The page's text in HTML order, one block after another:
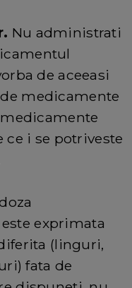
Nu administrati
de aceeasi
medicamente
i se potriveste
exprimata
(linguri,
fata de